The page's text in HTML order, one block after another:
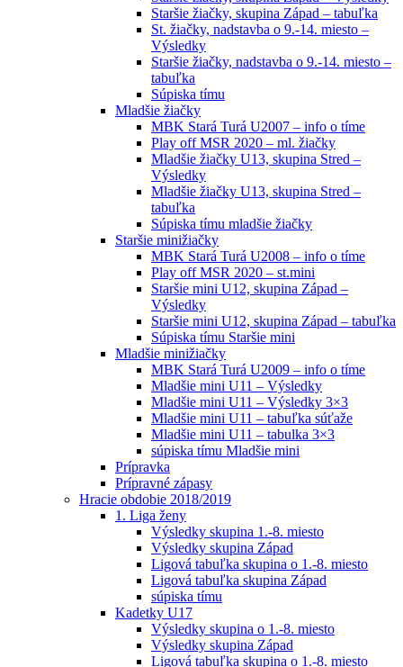
Staršie žiačky, skupina Západ – tabuľka
St. žiačky, nadstavba o 9.-14. miesto –
Výsledky
Staršie žiačky, nadstavba o 9.-14. miesto –
tabuľka
Súpiska tímu
Mladšie žiačky
MBK Stará Turá U2007 – info o tíme
Play off MSR 2020 – ml. žiačky
Mladšie žiačky U13, skupina Stred –
Výsledky
Mladšie žiačky U13, skupina Stred –
tabuľka
Súpiska tímu mladšie žiačky
Staršie minižiačky
MBK Stará Turá U2008 – info o tíme
Play off MSR 2020 – st.mini
Staršie mini U12, skupina Západ –
Výsledky
Staršie mini U12, skupina Západ – tabuľka
Súpiska tímu Staršie mini
Mladšie minižiačky
MBK Stará Turá U2009 – info o tíme
Mladšie mini U11 – Výsledky
Mladšie mini U11 – Výsledky 3×3
Mladšie mini U11 – tabuľka súťaže
Mladšie mini U11 – tabulka 3×3
súpiska tímu Mladšie mini
Prípravka
Prípravné zápasy
Hracie obdobie 2018/2019
1. Liga ženy
Výsledky skupina 1.-8. miesto
Výsledky skupina Západ
Ligová tabuľka skupina o 1.-8. miesto
Ligová tabuľka skupina Západ
súpiska tímu
Kadetky U17
Výsledky skupina o 1.-8. miesto
Výsledky skupina Západ
Ligová tabuľka skupina o 1.-8. miesto